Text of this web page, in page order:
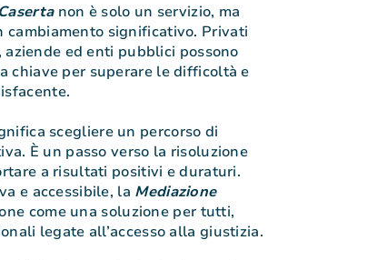
non è solo un servizio, ma
cambiamento significativo. Privati
ed enti pubblici possono
chiave per superare le difficoltà e
scegliere un percorso di
È un passo verso la risoluzione
a risultati positivi e duraturi.
e accessibile, la Mediazione
come una soluzione per tutti,
legate all’accesso alla giustizia.